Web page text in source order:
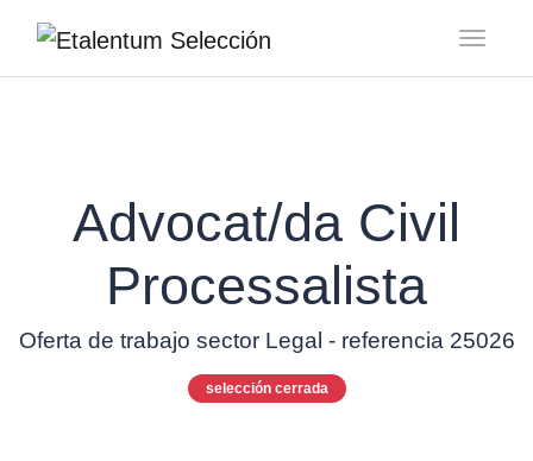
Advocat/da Civil
Processalista
Oferta de trabajo sector Legal - referencia 25026
selección cerrada